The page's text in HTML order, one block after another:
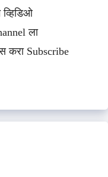
ला
करा Subscribe